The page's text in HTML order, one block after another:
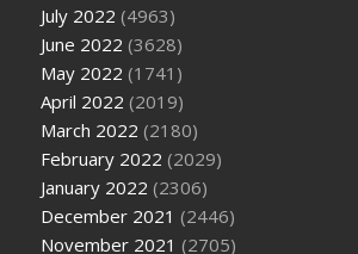
July 2022 (4963)
June 2022 (3628)
May 2022 (1741)
April 2022 (2019)
March 2022 (2180)
February 2022 (2029)
January 2022 (2306)
December 2021 (2446)
November 2021 (2705)